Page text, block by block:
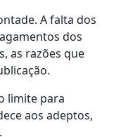
A falta dos
dos
as razões que
limite para
aos adeptos,